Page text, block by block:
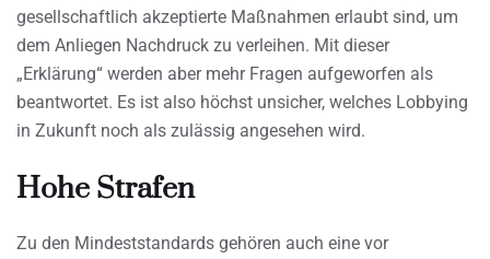
gesellschaftlich akzeptierte Maßnahmen erlaubt sind, um
dem Anliegen Nachdruck zu verleihen. Mit dieser
„Erklärung“ werden aber mehr Fragen aufgeworfen als
beantwortet. Es ist also höchst unsicher, welches Lobbying
in Zukunft noch als zulässig angesehen wird.
Hohe Strafen
Zu den Mindeststandards gehören auch eine vor